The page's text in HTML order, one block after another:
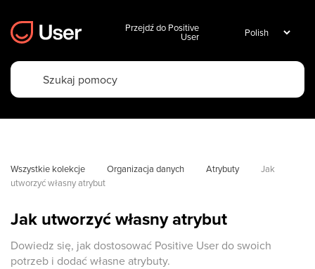
Przejdź do Positive
User
Wszystkie kolekcje Organizacja danych Atrybuty
Jak
utworzyć własny atrybut
Jak utworzyć własny atrybut
Dowiedz się, jak dostosować Positive User do swoich
potrzeb i dodać własne atrybuty.